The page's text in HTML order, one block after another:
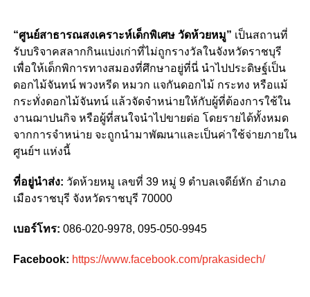
“ศูนย์สาธารณสงเคราะห์เด็กพิเศษ วัดห้วยหมู” เป็นสถานที่
รับบริจาคสลากกินแบ่งเก่าที่ไม่ถูกรางวัลในจังหวัดราชบุรี
เพื่อให้เด็กพิการทางสมองที่ศึกษาอยู่ที่นี่ นำไปประดิษฐ์เป็น
ดอกไม้จันทน์ พวงหรีด หมวก แจกันดอกไม้ กระทง หรือแม้
กระทั่งดอกไม้จันทน์ แล้วจัดจำหน่ายให้กับผู้ที่ต้องการใช้ใน
งานฌาปนกิจ หรือผู้ที่สนใจนำไปขายต่อ โดยรายได้ทั้งหมด
จากการจำหน่าย จะถูกนำมาพัฒนาและเป็นค่าใช้จ่ายภายใน
ศูนย์ฯ แห่งนี้
ที่อยู่นำส่ง: วัดห้วยหมู เลขที่ 39 หมู่ 9 ตำบลเจดีย์หัก อำเภอ
เมืองราชบุรี จังหวัดราชบุรี 70000
เบอร์โทร: 086-020-9978, 095-050-9945
Facebook: https://www.facebook.com/prakasidech/